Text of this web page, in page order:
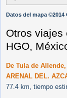
Datos del mapa ©2014
Otros viajes
HGO,
De Tula de
ARENAL DEL.
77.4 km, tiempo